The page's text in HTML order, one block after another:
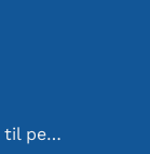
Lodning som en professionel: Tips til perfekte elektroniske forbindelser